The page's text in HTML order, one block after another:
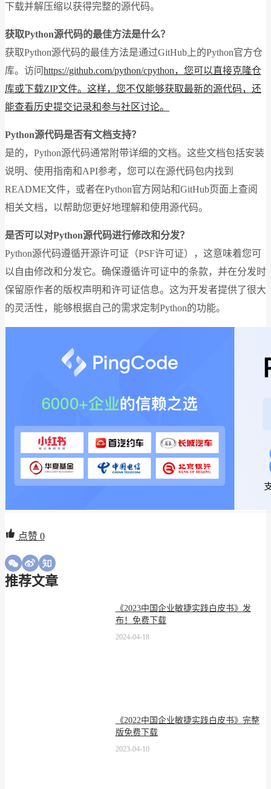
下载并解压缩以获得完整的源代码。
获取Python源代码的最佳方法是什么？
获取Python源代码的最佳方法是通过GitHub上的Python官方仓
库。访问https://github.com/python/cpython，您可以直接克隆仓
库或下载ZIP文件。这样，您不仅能够获取最新的源代码，还
能查看历史提交记录和参与社区讨论。
Python源代码是否有文档支持？
是的，Python源代码通常附带详细的文档。这些文档包括安装
说明、使用指南和API参考，您可以在源代码包内找到
README文件，或者在Python官方网站和GitHub页面上查阅
相关文档，以帮助您更好地理解和使用源代码。
是否可以对Python源代码进行修改和分发？
Python源代码遵循开源许可证（PSF许可证），这意味着您可
以自由修改和分发它。确保遵循许可证中的条款，并在分发时
保留原作者的版权声明和许可证信息。这为开发者提供了很大
的灵活性，能够根据自己的需求定制Python的功能。
点赞 0
推荐文章
《2023中国企业敏捷实践白皮书》发
布！免费下载
2024-04-18
《2022中国企业敏捷实践白皮书》完整
版免费下载
2023-04-10